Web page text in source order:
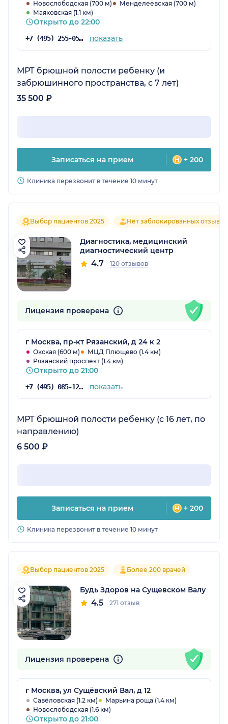
Новослободская (700 м)
Менделеевская (700 м)
Маяковская (1.1 км)
Открыто до 22:00
+7 (495) 255-05-73 показать
МРТ брюшной полости ребенку (и
забрюшинного пространства, с 7 лет)
35 500 ₽
Записаться на прием + 200
Клиника перезвонит в течение 10 минут
Выбор пациентов 2025 Нет заблокированных отзывов
Диагностика, медицинский
диагностический центр
4.7 120 отзывов
Лицензия проверена
г Москва, пр-кт Рязанский, д 24 к 2
Окская (600 м)
МЦД Плющево (1.4 км)
Рязанский проспект (1.4 км)
Открыто до 21:00
+7 (495) 085-12-69 показать
МРТ брюшной полости ребенку (с 16 лет, по
направлению)
6 500 ₽
Записаться на прием + 200
Клиника перезвонит в течение 10 минут
Выбор пациентов 2025 Более 200 врачей
Будь Здоров на Сущевском Валу
4.5 271 отзыв
Лицензия проверена
г Москва, ул Сущёвский Вал, д 12
Савёловская (1.2 км)
Марьина роща (1.4 км)
Новослободская (1.6 км)
Открыто до 21:00